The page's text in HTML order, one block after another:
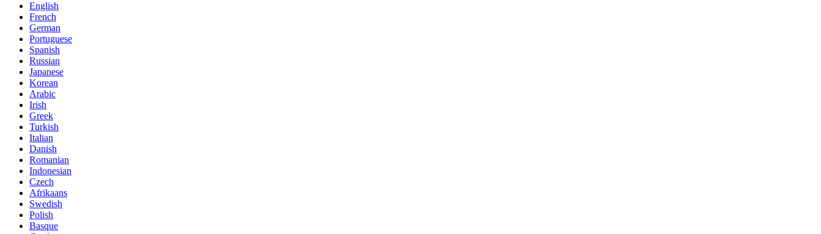
English
French
German
Portuguese
Spanish
Russian
Japanese
Korean
Arabic
Irish
Greek
Turkish
Italian
Danish
Romanian
Indonesian
Czech
Afrikaans
Swedish
Polish
Basque